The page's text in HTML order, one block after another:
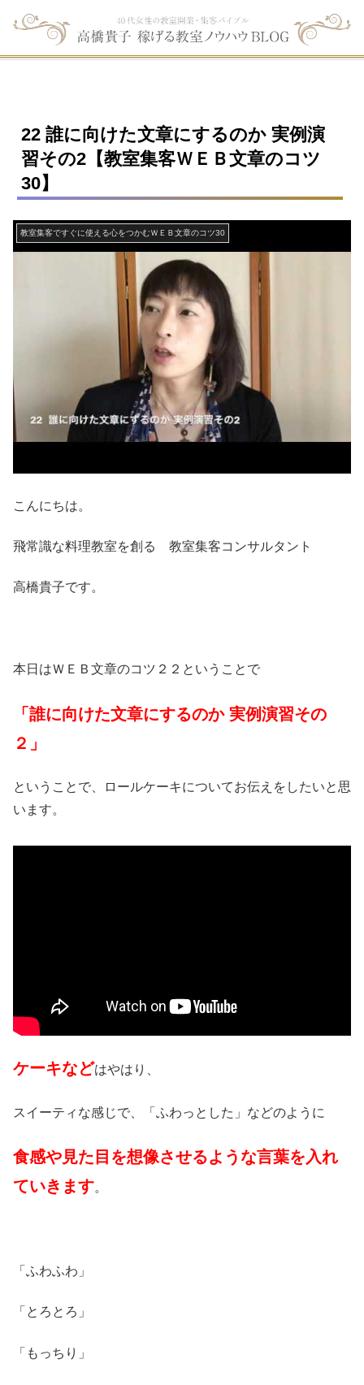
22 誰に向けた文章にするのか 実例演
習その2【教室集客ＷＥＢ文章のコツ
30】
教室集客ですぐに使える心をつかむＷＥＢ文章のコツ30
こんにちは。
飛常識な料理教室を創る 教室集客コンサルタント
高橋貴子です。
本日はＷＥＢ文章のコツ２２ということで
「誰に向けた文章にするのか 実例演習その
２」
ということで、ロールケーキについてお伝えをしたいと思
います。
ケーキなどはやはり、
スイーティな感じで、「ふわっとした」などのように
食感や見た目を想像させるような言葉を入れ
ていきます。
「ふわふわ」
「とろとろ」
「もっちり」